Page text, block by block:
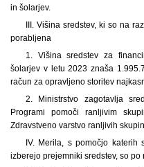
in šolarjev.
III. Višina sredstev, ki so na
porabljena
1. Višina sredstev za
šolarjev v letu 2023 znaša
račun za opravljeno storitev
2. Ministrstvo zagotavlja
Programi pomoči ranljivim
Zdravstveno varstvo ranljivih
IV. Merila, s pomočjo
izberejo prejemniki sredstev, so